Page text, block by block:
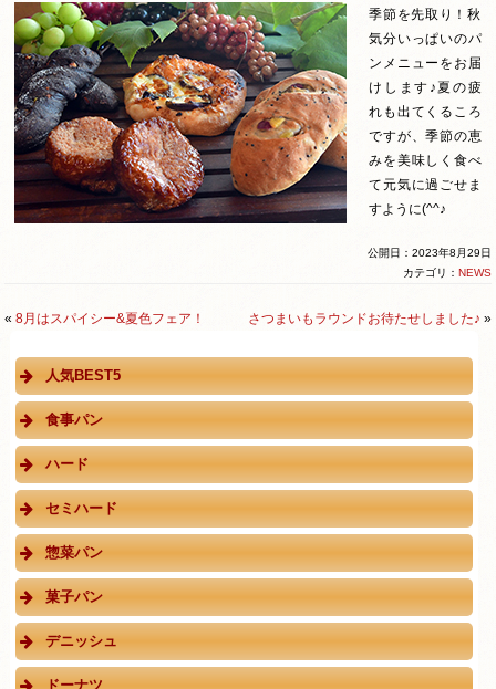
季節を先取り！秋
気分いっぱいのパ
ンメニューをお届
けします♪夏の疲
れも出てくるころ
ですが、季節の恵
みを美味しく食べ
て元気に過ごせま
すように(^^♪
公開日：2023年8月29日
カテゴリ： NEWS
«8月はスパイシー&夏色フェア！ さつまいもラウンドお待たせしました♪ »
人気BEST5
食事パン
ハード
セミハード
惣菜パン
菓子パン
デニッシュ
ドーナツ